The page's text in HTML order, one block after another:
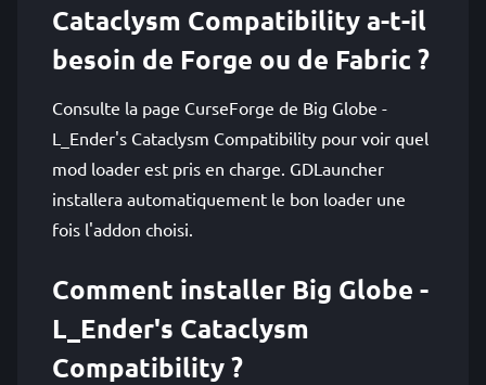
Cataclysm Compatibility a-t-il
besoin de Forge ou de Fabric ?
Consulte la page CurseForge de Big Globe -
L_Ender's Cataclysm Compatibility pour voir quel
mod loader est pris en charge. GDLauncher
installera automatiquement le bon loader une
fois l'addon choisi.
Comment installer Big Globe -
L_Ender's Cataclysm
Compatibility ?